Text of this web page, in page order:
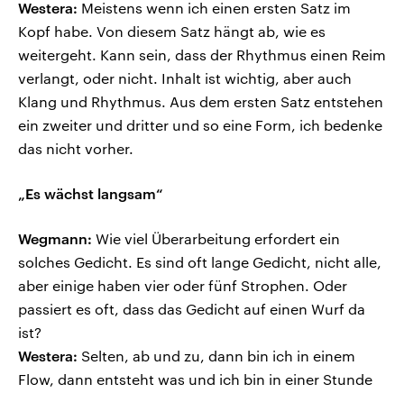
Westera: Meistens wenn ich einen ersten Satz im
Kopf habe. Von diesem Satz hängt ab, wie es
weitergeht. Kann sein, dass der Rhythmus einen Reim
verlangt, oder nicht. Inhalt ist wichtig, aber auch
Klang und Rhythmus. Aus dem ersten Satz entstehen
ein zweiter und dritter und so eine Form, ich bedenke
das nicht vorher.
„Es wächst langsam“
Wegmann: Wie viel Überarbeitung erfordert ein
solches Gedicht. Es sind oft lange Gedicht, nicht alle,
aber einige haben vier oder fünf Strophen. Oder
passiert es oft, dass das Gedicht auf einen Wurf da
ist?
Westera: Selten, ab und zu, dann bin ich in einem
Flow, dann entsteht was und ich bin in einer Stunde